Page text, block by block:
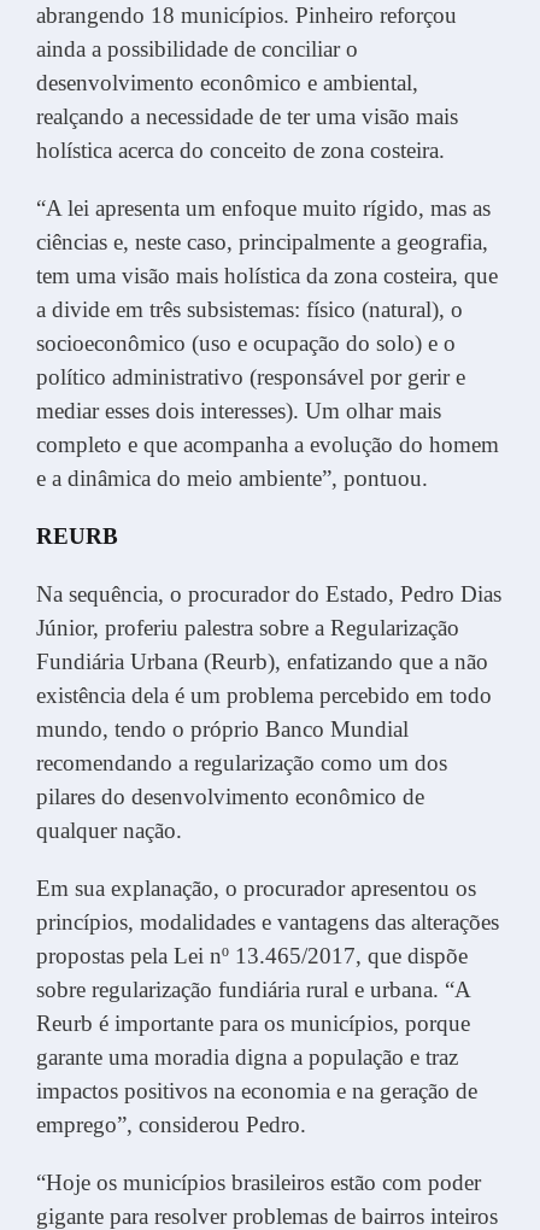
abrangendo 18 municípios. Pinheiro reforçou
ainda a possibilidade de conciliar o
desenvolvimento econômico e ambiental,
realçando a necessidade de ter uma visão mais
holística acerca do conceito de zona costeira.
“A lei apresenta um enfoque muito rígido, mas as
ciências e, neste caso, principalmente a geografia,
tem uma visão mais holística da zona costeira, que
a divide em três subsistemas: físico (natural), o
socioeconômico (uso e ocupação do solo) e o
político administrativo (responsável por gerir e
mediar esses dois interesses). Um olhar mais
completo e que acompanha a evolução do homem
e a dinâmica do meio ambiente”, pontuou.
REURB
Na sequência, o procurador do Estado, Pedro Dias
Júnior, proferiu palestra sobre a Regularização
Fundiária Urbana (Reurb), enfatizando que a não
existência dela é um problema percebido em todo
mundo, tendo o próprio Banco Mundial
recomendando a regularização como um dos
pilares do desenvolvimento econômico de
qualquer nação.
Em sua explanação, o procurador apresentou os
princípios, modalidades e vantagens das alterações
propostas pela Lei nº 13.465/2017, que dispõe
sobre regularização fundiária rural e urbana. “A
Reurb é importante para os municípios, porque
garante uma moradia digna a população e traz
impactos positivos na economia e na geração de
emprego”, considerou Pedro.
“Hoje os municípios brasileiros estão com poder
gigante para resolver problemas de bairros inteiros